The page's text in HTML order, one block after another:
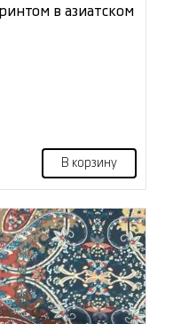
в азиатском
В корзину